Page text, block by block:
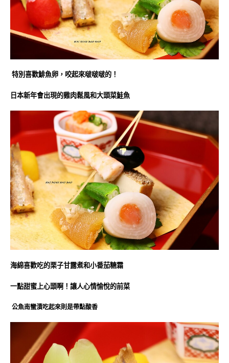
特別喜歡鯡魚卵，咬起來啵啵啵的！
日本新年會出現的雞肉鬆風和大頭菜鮭魚
海綿喜歡吃的栗子甘露煮和小番茄糖霜
一點甜蜜上心頭啊！讓人心情愉悅的前菜
公魚南蠻漬吃起來則是帶點酸香